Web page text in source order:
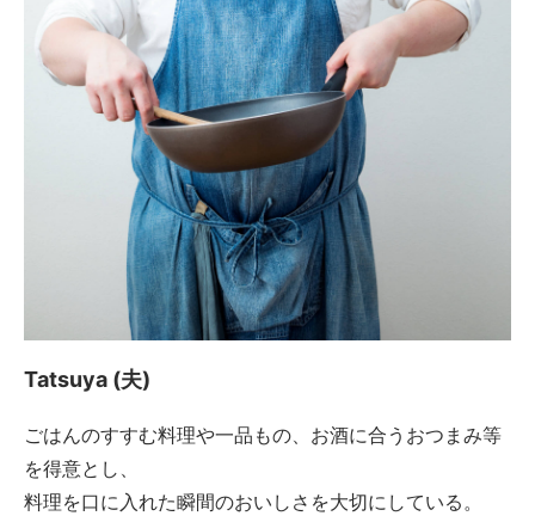
Tatsuya (夫)
ごはんのすすむ料理や一品もの、お酒に合うおつまみ等
を得意とし、
料理を口に入れた瞬間のおいしさを大切にしている。